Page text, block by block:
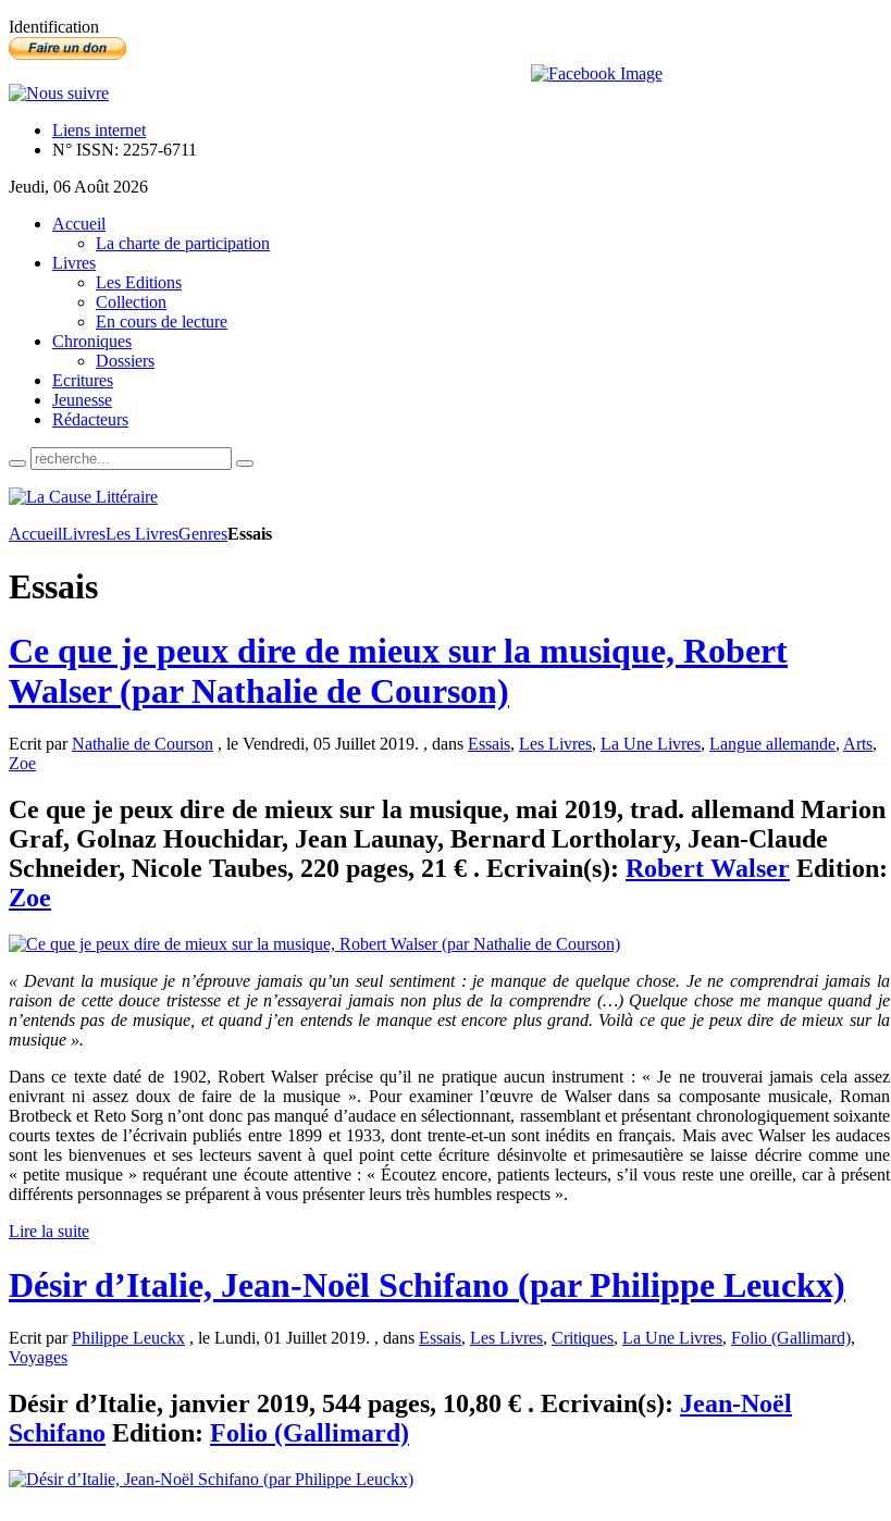
Identification
Liens internet
N° ISSN: 2257-6711
Jeudi, 06 Août 2026
Accueil
La charte de participation
Livres
Les Editions
Collection
En cours de lecture
Chroniques
Dossiers
Ecritures
Jeunesse
Rédacteurs
AccueilLivresLes LivresGenresEssais
Essais
Ce que je peux dire de mieux sur la musique, Robert
Walser (par Nathalie de Courson)
Ecrit parNathalie de Courson , le Vendredi, 05 Juillet 2019. , dans Essais, Les Livres, La Une Livres, Langue allemande, Arts,
Zoe
Ce que je peux dire de mieux sur la musique, mai 2019, trad. allemand Marion
Graf, Golnaz Houchidar, Jean Launay, Bernard Lortholary, Jean-Claude
Schneider, Nicole Taubes, 220 pages, 21 € . Ecrivain(s): Robert Walser Edition:
Zoe
« Devant la musique je n’éprouve jamais qu’un seul sentiment : je manque de quelque chose. Je ne comprendrai jamais la
raison de cette douce tristesse et je n’essayerai jamais non plus de la comprendre (…) Quelque chose me manque quand je
n’entends pas de musique, et quand j’en entends le manque est encore plus grand. Voilà ce que je peux dire de mieux sur la
musique ».
Dans ce texte daté de 1902, Robert Walser précise qu’il ne pratique aucun instrument : « Je ne trouverai jamais cela assez
enivrant ni assez doux de faire de la musique ». Pour examiner l’œuvre de Walser dans sa composante musicale, Roman
Brotbeck et Reto Sorg n’ont donc pas manqué d’audace en sélectionnant, rassemblant et présentant chronologiquement soixante
courts textes de l’écrivain publiés entre 1899 et 1933, dont trente-et-un sont inédits en français. Mais avec Walser les audaces
sont les bienvenues et ses lecteurs savent à quel point cette écriture désinvolte et primesautière se laisse décrire comme une
« petite musique » requérant une écoute attentive : « Écoutez encore, patients lecteurs, s’il vous reste une oreille, car à présent
différents personnages se préparent à vous présenter leurs très humbles respects ».
Lire la suite
Désir d’Italie, Jean-Noël Schifano (par Philippe Leuckx)
Ecrit parPhilippe Leuckx , le Lundi, 01 Juillet 2019. , dans Essais, Les Livres, Critiques, La Une Livres, Folio (Gallimard),
Voyages
Désir d’Italie, janvier 2019, 544 pages, 10,80 € . Ecrivain(s): Jean-Noël
Schifano Edition: Folio (Gallimard)